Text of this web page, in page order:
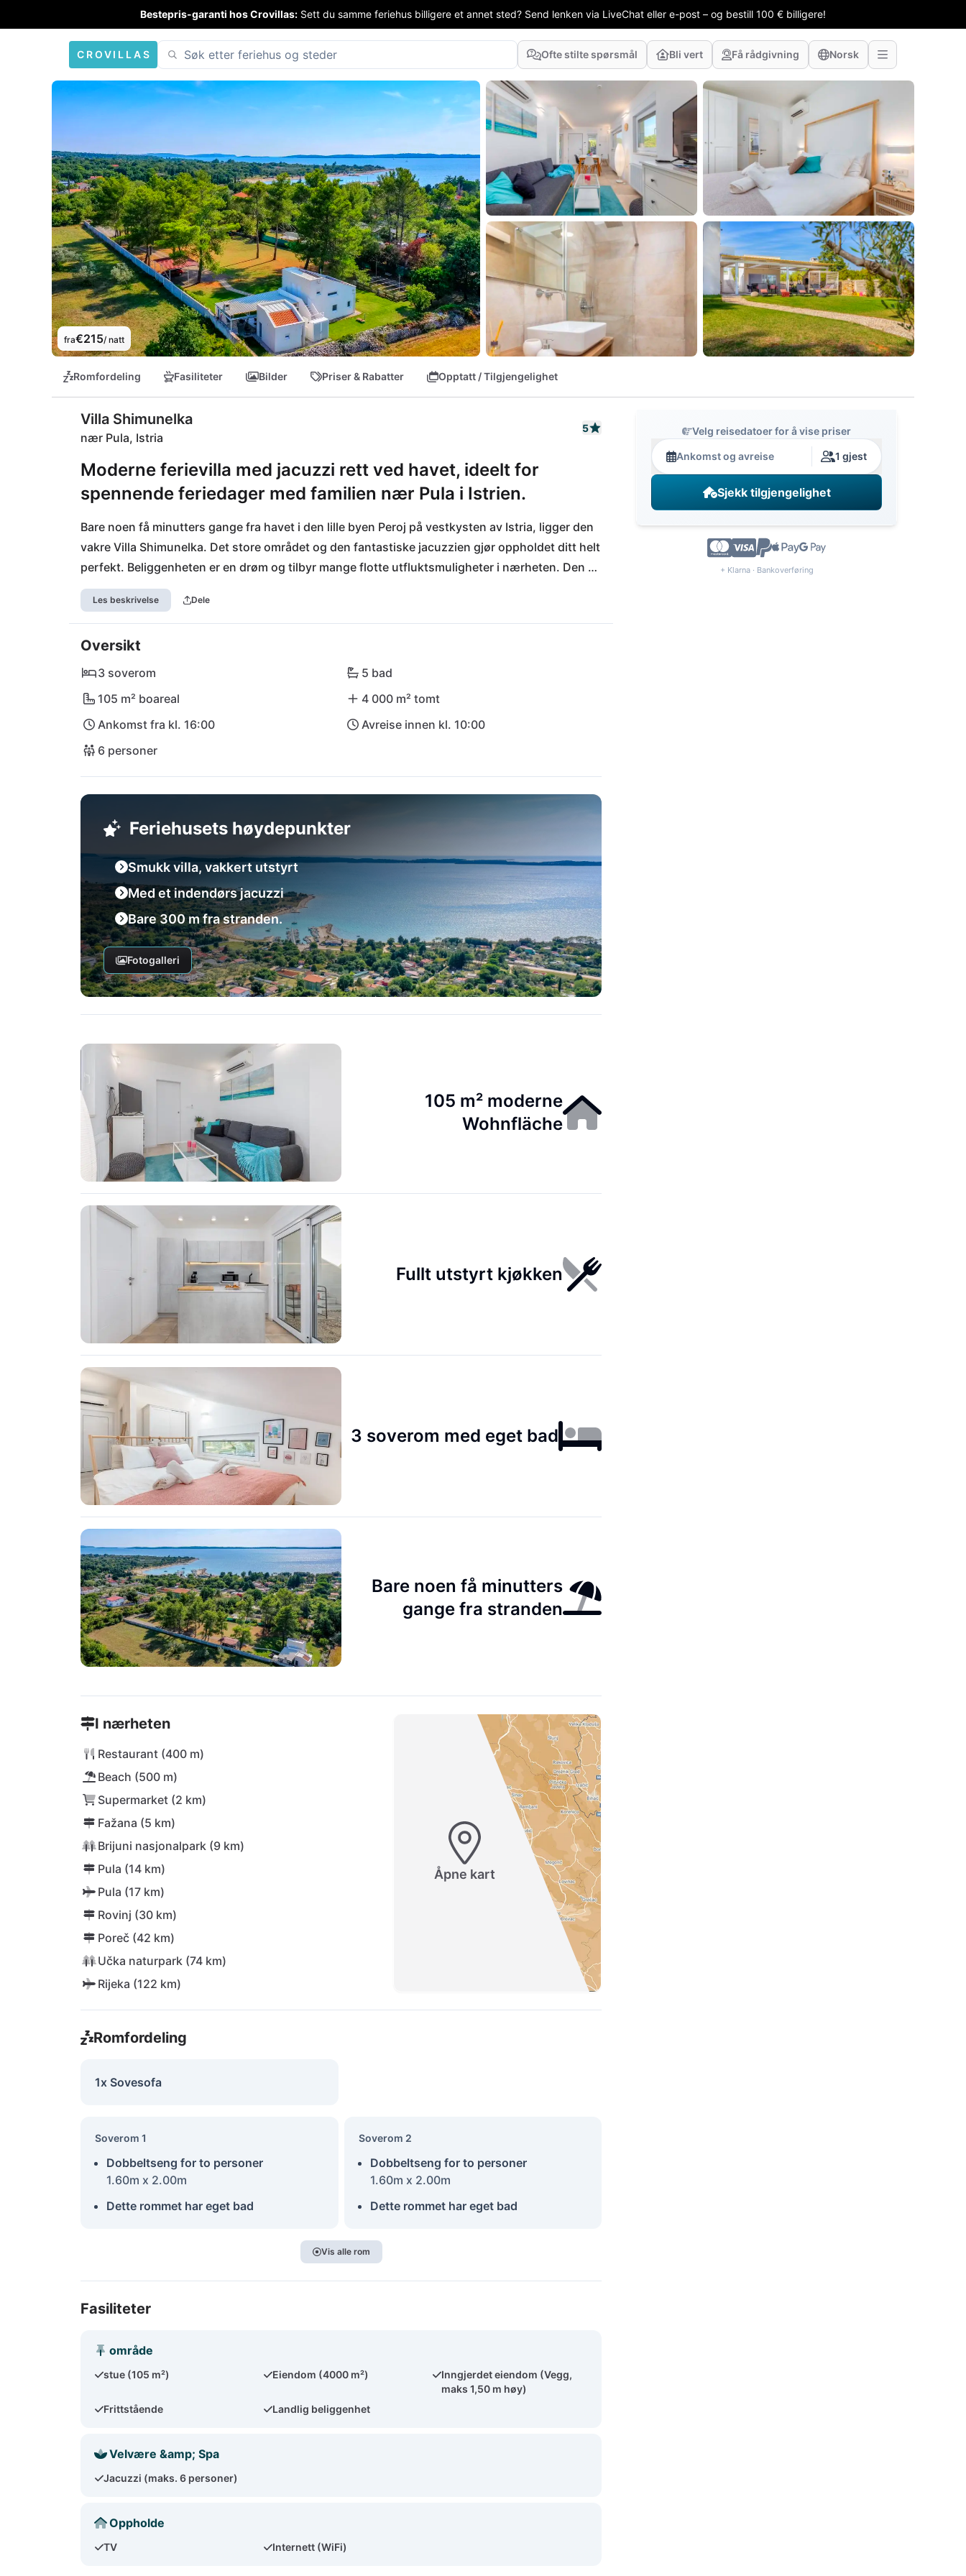
Bestepris-garanti hos Crovillas: Sett du samme feriehus billigere et annet sted? Send lenken via LiveChat eller e-post – og bestill 100 € billigere!
CROVILLAS Ofte stilte spørsmål Bli vert Få rådgivning Norsk
fra€215/ natt
Romfordeling Fasiliteter Bilder Priser & Rabatter Opptatt / Tilgjengelighet
Villa Shimunelka
nær Pula, Istria
5
Moderne ferievilla med jacuzzi rett ved havet, ideelt for
spennende feriedager med familien nær Pula i Istrien.
Bare noen få minutters gange fra havet i den lille byen Peroj på vestkysten av Istria, ligger den
vakre Villa Shimunelka. Det store området og den fantastiske jacuzzien gjør oppholdet ditt helt
perfekt. Beliggenheten er en drøm og tilbyr mange flotte utfluktsmuligheter i nærheten. Den
populære fiskerlandsbyen Fazana kan nås på en 5-minutters bilkjøring. Her kan du spasere
langs den vakre strandpromenaden eller ta fergen for å utforske øygruppen og nasjonalparken
Brijuni. Det er også bare en kort avstand til Kamenjak-halvøya og kystbyen Pula i sør-Istria.
Pula har også den internasjonale flyplassen (PUY), som ligger bare 17 km fra villaen.
Les beskrivelse Dele
Oversikt
3 soverom
5 bad
105 m² boareal
4 000 m² tomt
Ankomst fra kl. 16:00
Avreise innen kl. 10:00
6 personer
Feriehusets høydepunkter
Smukk villa, vakkert utstyrt
Med et indendørs jacuzzi
Bare 300 m fra stranden.
Fotogalleri
105 m² moderne
Wohnfläche
Fullt utstyrt kjøkken
3 soverom med eget bad
Bare noen få minutters
gange fra stranden
I nærheten
Restaurant (400 m)
Beach (500 m)
Supermarket (2 km)
Fažana (5 km)
Brijuni nasjonalpark (9 km)
Pula (14 km)
Pula (17 km)
Rovinj (30 km)
Poreč (42 km)
Učka naturpark (74 km)
Rijeka (122 km)
Åpne kart
Romfordeling
1x Sovesofa
Soverom 1
Dobbeltseng for to personer
1.60m x 2.00m
Dette rommet har eget bad
Soverom 2
Dobbeltseng for to personer
1.60m x 2.00m
Dette rommet har eget bad
Vis alle rom
Fasiliteter
område
stue (105 m²) Eiendom (4000 m²)
Inngjerdet eiendom (Vegg,
maks 1,50 m høy)
Frittstående
Landlig beliggenhet
Velvære &amp; Spa
Jacuzzi (maks. 6 personer)
Oppholde
TV Internett (WiFi)
Velg reisedatoer for å vise priser
Ankomst og avreise 1 gjest
Sjekk tilgjengelighet
+ Klarna · Bankoverføring